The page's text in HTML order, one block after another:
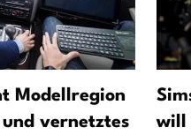
Modellregion
vernetztes
will